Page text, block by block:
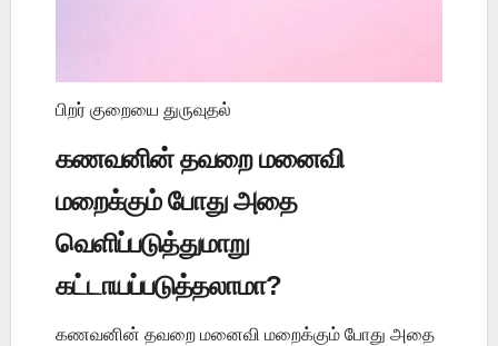
பிறர் குறையை துருவுதல்
கணவனின் தவறை மனைவி
மறைக்கும் போது அதை
வெளிப்படுத்துமாறு
கட்டாயப்படுத்தலாமா?
கணவனின் தவறை மனைவி மறைக்கும் போது அதை